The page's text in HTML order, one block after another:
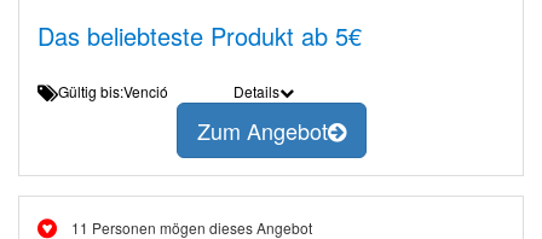
Das beliebteste Produkt ab 5€
Gültig bis:Venció Details
Zum Angebot
11 Personen mögen dieses Angebot